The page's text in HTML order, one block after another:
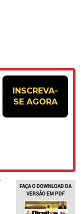
FAÇA O DOWNLOAD DA
VERSÃO EM PDF